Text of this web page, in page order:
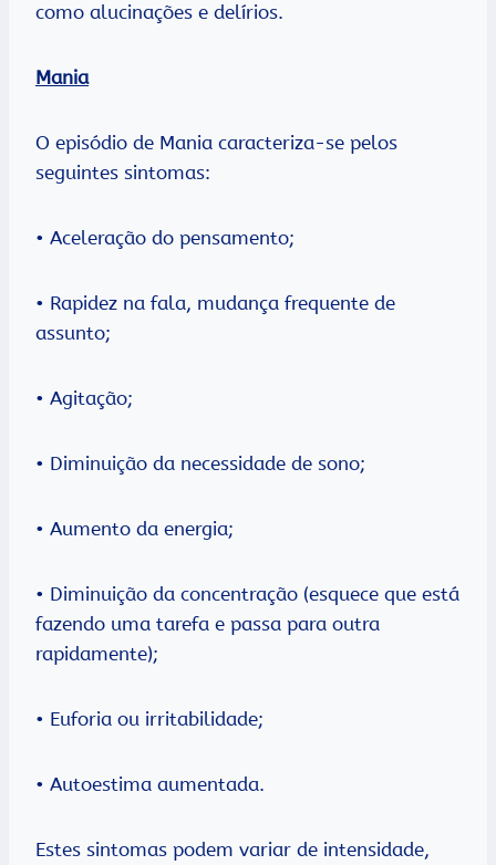
como alucinações e delírios.
Mania
O episódio de Mania caracteriza-se pelos
seguintes sintomas:
• Aceleração do pensamento;
• Rapidez na fala, mudança frequente de
assunto;
• Agitação;
• Diminuição da necessidade de sono;
• Aumento da energia;
• Diminuição da concentração (esquece que está
fazendo uma tarefa e passa para outra
rapidamente);
• Euforia ou irritabilidade;
• Autoestima aumentada.
Estes sintomas podem variar de intensidade,